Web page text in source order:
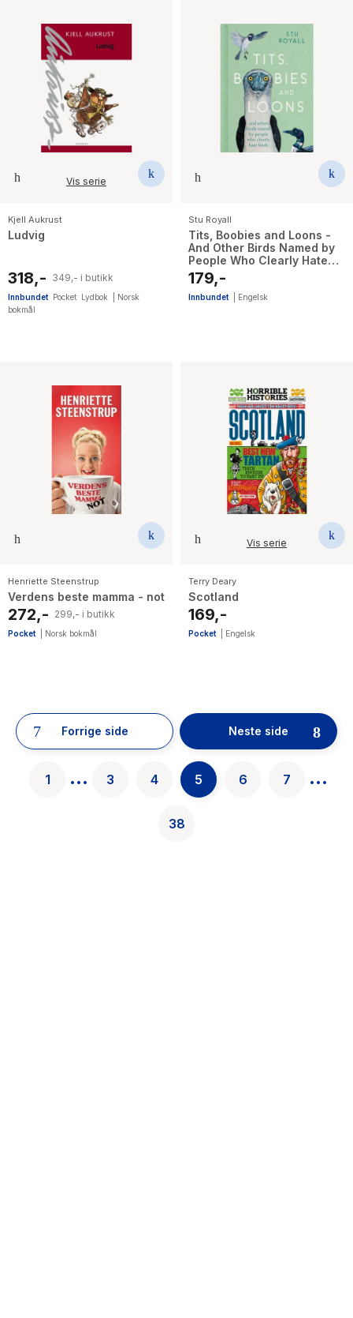
Vis serie
Kjell Aukrust
Ludvig
318,- 349,- i butikk
Innbundet Pocket Lydbok
Norsk
bokmål
Stu Royall
Tits, Boobies and Loons -
And Other Birds Named by
People Who Clearly Hate
Birds
179,-
Innbundet Engelsk
Henriette Steenstrup
Verdens beste mamma - not
272,- 299,- i butikk
Pocket Norsk bokmål
Vis serie
Terry Deary
Scotland
169,-
Pocket Engelsk
results
have
been
Forrige side
1 ... 3 4 5 6 7 ...
38
Neste side